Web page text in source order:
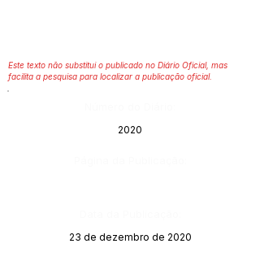
Este texto não substitui o publicado no Diário Oficial, mas
facilita a pesquisa para localizar a publicação oficial.
2020
23 de dezembro de 2020